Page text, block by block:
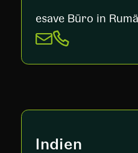
esave Büro in
Indien